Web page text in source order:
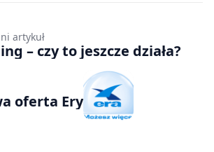
artykuł
– czy to jeszcze działa?
oferta Ery